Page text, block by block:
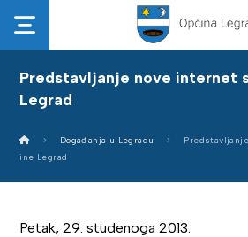
Predstavljanje nove internet
Legrad
Događanja u Legradu
ine Legrad
Petak, 29. studenoga 2013.